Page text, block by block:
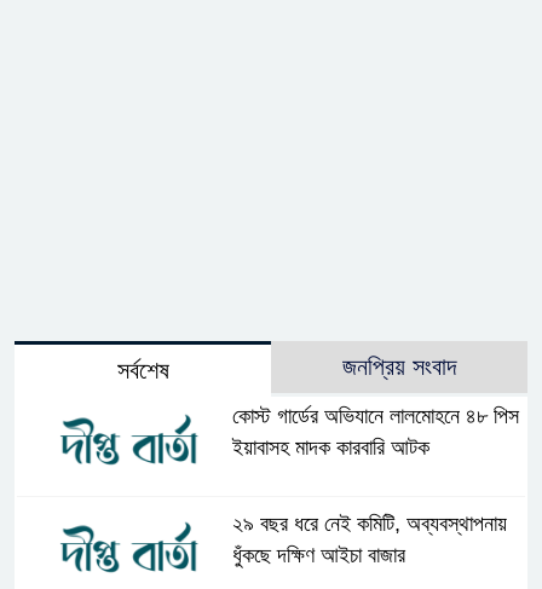
সর্বশেষ জনপ্রিয় সংবাদ
কোস্ট গার্ডের অভিযানে লালমোহনে ৪৮ পিস
ইয়াবাসহ মাদক কারবারি আটক
২৯ বছর ধরে নেই কমিটি, অব্যবস্থাপনায়
ধুঁকছে দক্ষিণ আইচা বাজার